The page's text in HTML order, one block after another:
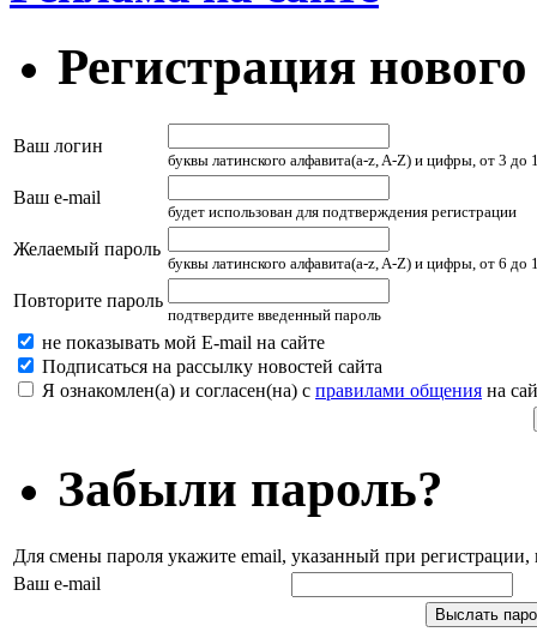
Регистрация
Ваш логин
буквы латинского алфавита(a-z, A-Z) и цифры, от 3 до
Ваш e-mail
будет использован для подтверждения регистрации
Желаемый пароль
буквы латинского алфавита(a-z, A-Z) и цифры, от 6 до
Повторите пароль
подтвердите введенный пароль
не показывать мой E-mail на сайте
Подписаться на рассылку новостей сайта
Я ознакомлен(а) и согласен(на) с правилами общения на
Забыли пароль?
Для смены пароля укажите email, указанный при
Ваш e-mail